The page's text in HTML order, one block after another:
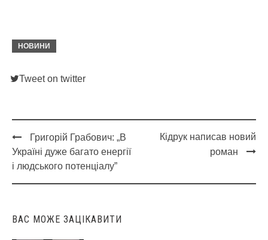
НОВИНИ
Tweet on twitter
Post
navigation
Григорій Грабович: „В
Україні дуже багато енергії
і людського потенціалу”
Кідрук написав новий
роман
ВАС МОЖЕ ЗАЦІКАВИТИ